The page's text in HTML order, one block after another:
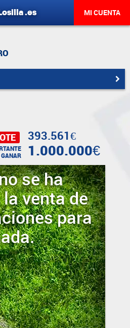
Losilla.es MI CUENTA
393.561€
GANAR
1.000.000€
se ha
venta de
para